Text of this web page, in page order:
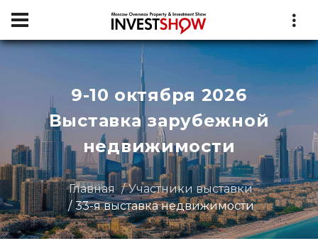
9-10 октября 2026
Выставка зарубежной
недвижимости
Главная
Участники выставки
33-я выставка недвижимости